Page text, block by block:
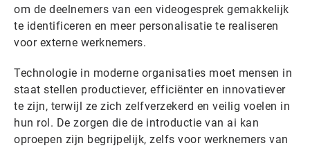
om de deelnemers van een videogesprek gemakkelijk
te identificeren en meer personalisatie te realiseren
voor externe werknemers.
Technologie in moderne organisaties moet mensen in
staat stellen productiever, efficiënter en innovatiever
te zijn, terwijl ze zich zelfverzekerd en veilig voelen in
hun rol. De zorgen die de introductie van ai kan
oproepen zijn begrijpelijk, zelfs voor werknemers van